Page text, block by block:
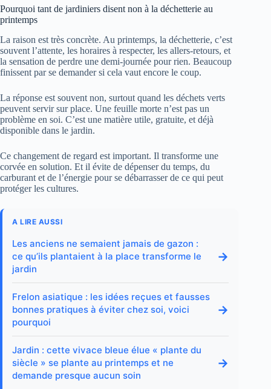
Pourquoi tant de jardiniers disent non à la déchetterie au
printemps
La raison est très concrète. Au printemps, la déchetterie, c’est
souvent l’attente, les horaires à respecter, les allers-retours, et
la sensation de perdre une demi-journée pour rien. Beaucoup
finissent par se demander si cela vaut encore le coup.
La réponse est souvent non, surtout quand les déchets verts
peuvent servir sur place. Une feuille morte n’est pas un
problème en soi. C’est une matière utile, gratuite, et déjà
disponible dans le jardin.
Ce changement de regard est important. Il transforme une
corvée en solution. Et il évite de dépenser du temps, du
carburant et de l’énergie pour se débarrasser de ce qui peut
protéger les cultures.
A LIRE AUSSI
Les anciens ne semaient jamais de gazon :
ce qu’ils plantaient à la place transforme le
jardin
→
Frelon asiatique : les idées reçues et fausses
bonnes pratiques à éviter chez soi, voici
pourquoi
→
Jardin : cette vivace bleue élue « plante du
siècle » se plante au printemps et ne
demande presque aucun soin
→